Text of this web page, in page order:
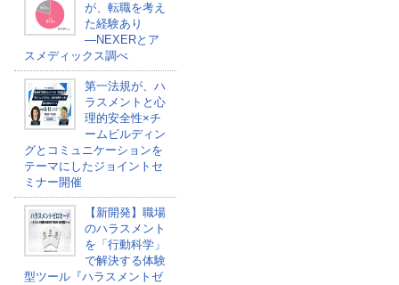
が、転職を考え
た経験あり
―NEXERとア
スメディックス調べ
第一法規が、ハ
ラスメントと心
理的安全性×チ
ームビルディン
グとコミュニケーションを
テーマにしたジョイントセ
ミナー開催
【新開発】職場
のハラスメント
を「行動科学」
で解決する体験
型ツール『ハラスメントゼ